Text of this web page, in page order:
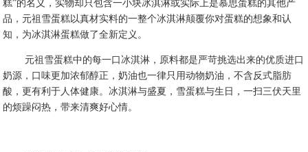
糕”的名义，实物却只包含一小块冰淇淋或实际上是慕思蛋糕的其他产
品，元祖雪蛋糕以真材实料的一整个冰淇淋颠覆你对蛋糕的想象和认
知，为冰淇淋蛋糕做了全新定义。
元祖雪蛋糕中的每一口冰淇淋，原料都是严苛挑选出来的优质进口
奶源，口味更加浓郁醇正，奶油也一律只用动物奶油，不含反式脂肪
酸，更有利于人体健康。冰淇淋与盛夏，雪蛋糕与生日，一扫三伏天里
的烦躁闷热，带来清爽好心情。